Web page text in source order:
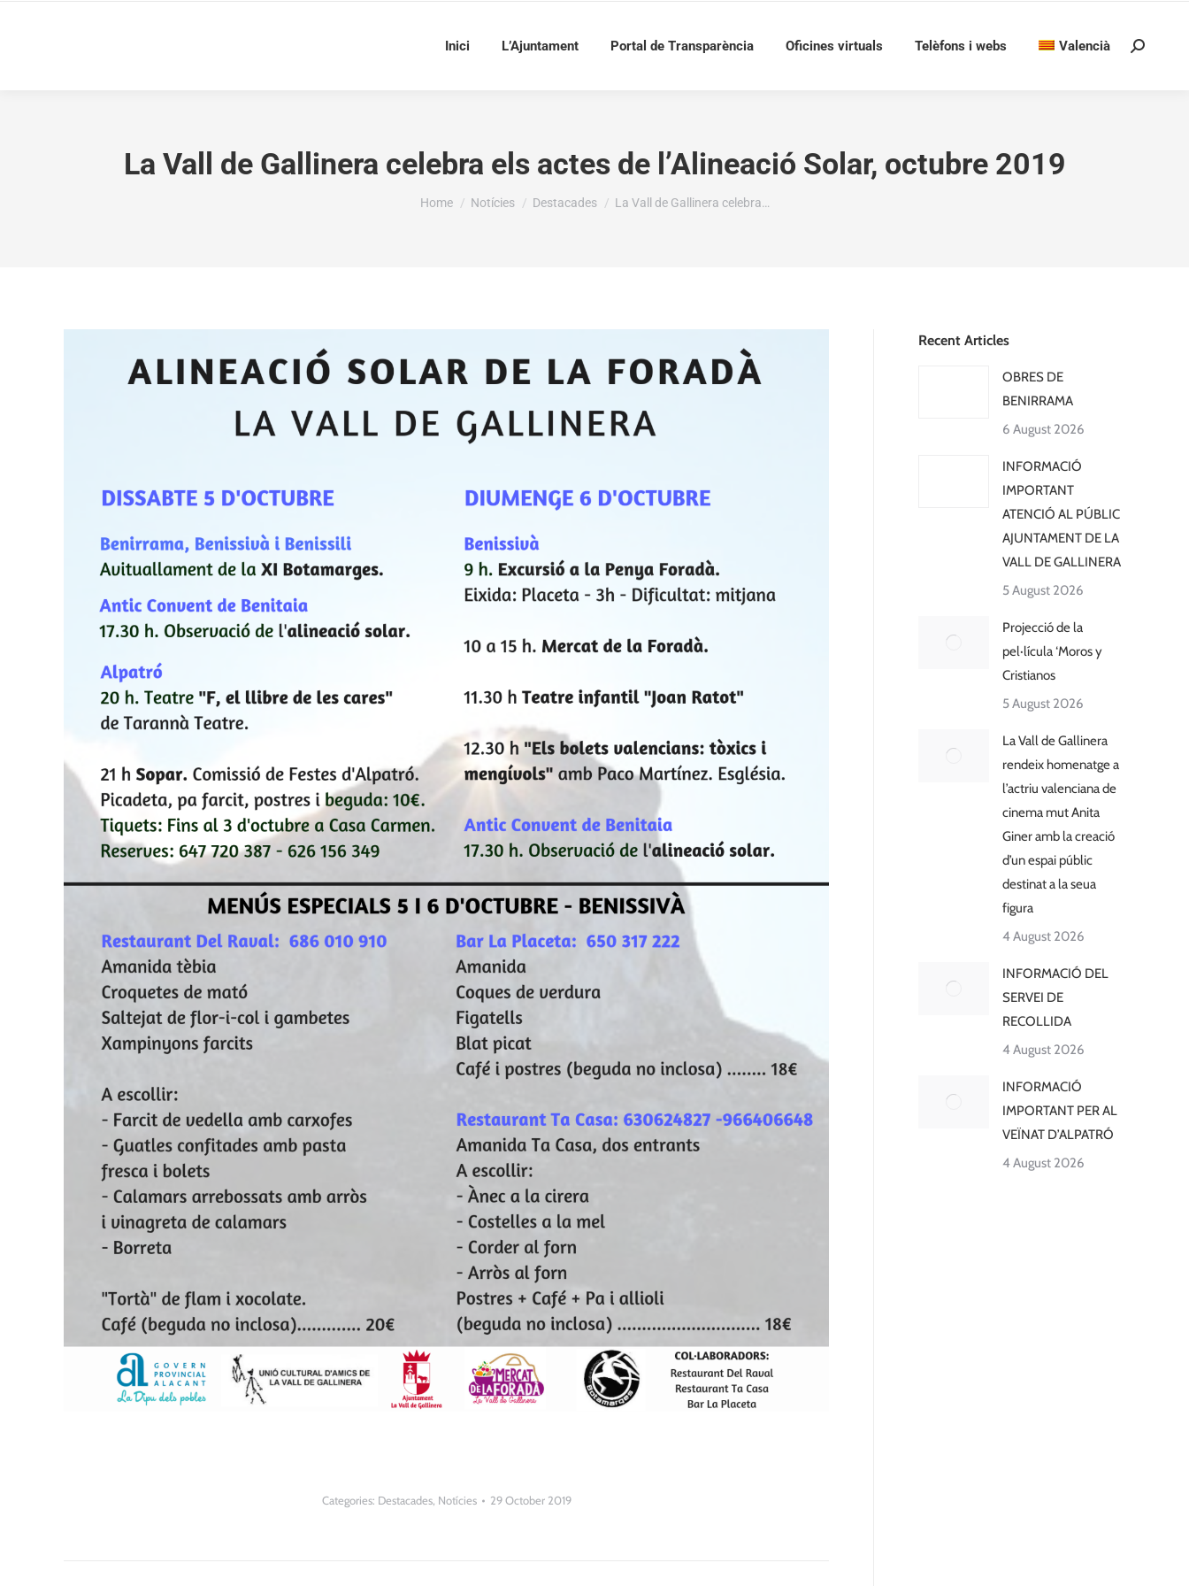
Inici L’Ajuntament Portal de Transparència Oficines virtuals Telèfons i webs Valencià Search:
La Vall de Gallinera celebra els actes de l’Alineació Solar, octubre 2019
You are here:
Home Notícies Destacades La Vall de Gallinera celebra…
Categories: Destacades, Notícies 29 October 2019
Recent Articles
OBRES DE
BENIRRAMA
6 August 2026
INFORMACIÓ
IMPORTANT
ATENCIÓ AL PÚBLIC
AJUNTAMENT DE LA
VALL DE GALLINERA
5 August 2026
Projecció de la
pel·lícula ‘Moros y
Cristianos
5 August 2026
La Vall de Gallinera
rendeix homenatge a
l’actriu valenciana de
cinema mut Anita
Giner amb la creació
d’un espai públic
destinat a la seua
figura
4 August 2026
INFORMACIÓ DEL
SERVEI DE
RECOLLIDA
4 August 2026
INFORMACIÓ
IMPORTANT PER AL
VEÏNAT D’ALPATRÓ
4 August 2026